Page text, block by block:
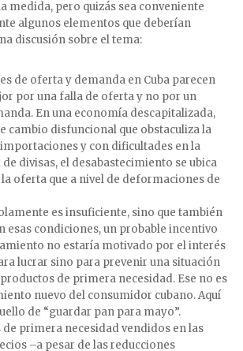
medida, pero quizás sea conveniente
algunos elementos que deberían
discusión sobre el tema:
de oferta y demanda en Cuba parecen
por una falla de oferta y no por un
En una economía descapitalizada,
cambio disfuncional que obstaculiza la
y con dificultades en la
divisas, el desabastecimiento se ubica
la oferta que a nivel de deformaciones de
es insuficiente, sino que también
esas condiciones, un probable incentivo
no estaría motivado por el interés
lucrar sino para prevenir una situación
de primera necesidad. Ese no es
nuevo del consumidor cubano. Aquí
de “guardar pan para mayo”.
primera necesidad vendidos en las
–a pesar de las reducciones